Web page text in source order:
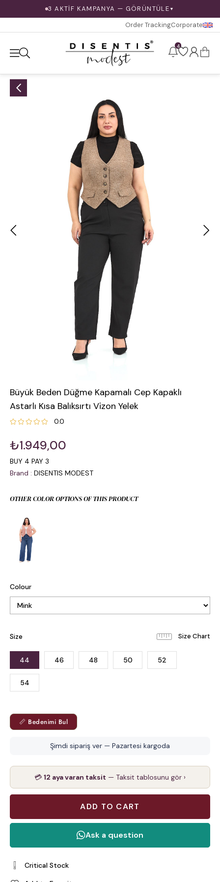
3 AKTİF KAMPANYA — GÖRÜNTÜLE ▼
Order TrackingCorporate
4
Büyük Beden Düğme Kapamalı Cep Kapaklı
Astarlı Kısa Balıksırtı Vizon Yelek
0.0
₺1.949,00
BUY 4 PAY 3
Brand : DISENTIS MODEST
OTHER COLOR OPTIONS OF THIS PRODUCT
Colour
Size
44 46 48 50 52
54
📏 Bedenimi Bul
Şimdi sipariş ver — Pazartesi kargoda
💳 12 aya varan taksit — Taksit tablosunu gör ›
Critical Stock